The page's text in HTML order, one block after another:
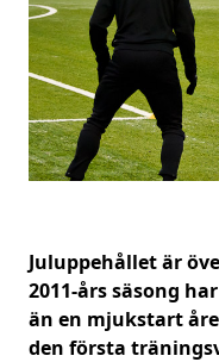
Juluppehållet är
2011-års säsong
än en mjukstart
den första